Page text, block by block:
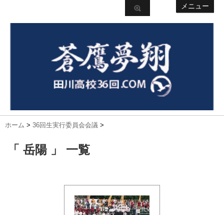
メニュー
ホーム > 36回生実行委員会会議 >
「 岳陽 」 一覧